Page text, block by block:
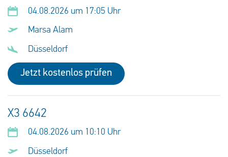
04.08.2026 um 17:05 Uhr
Marsa Alam
Düsseldorf
Jetzt kostenlos prüfen
X3 6642
04.08.2026 um 10:10 Uhr
Düsseldorf